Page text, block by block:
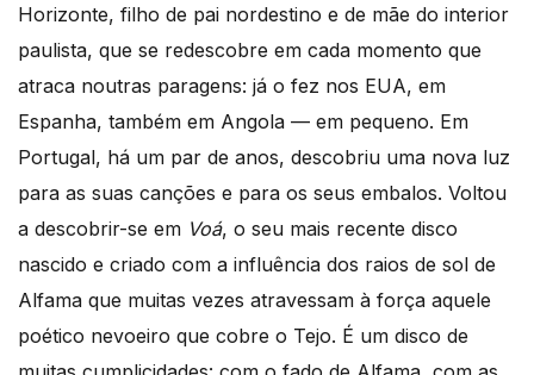
Horizonte, filho de pai nordestino e de mãe do interior
paulista, que se redescobre em cada momento que
atraca noutras paragens: já o fez nos EUA, em
Espanha, também em Angola — em pequeno. Em
Portugal, há um par de anos, descobriu uma nova luz
para as suas canções e para os seus embalos. Voltou
a descobrir-se em Voá, o seu mais recente disco
nascido e criado com a influência dos raios de sol de
Alfama que muitas vezes atravessam à força aquele
poético nevoeiro que cobre o Tejo. É um disco de